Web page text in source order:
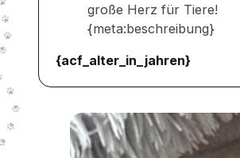
große Herz für Tiere!
{meta:beschreibung}
{acf_alter_in_jahren}